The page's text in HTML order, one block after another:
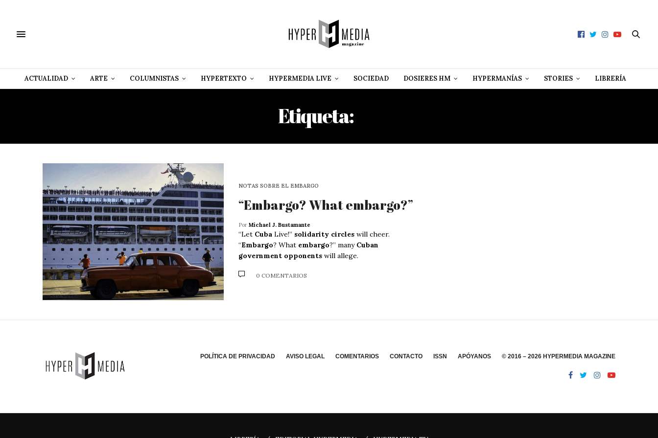
ACTUALIDAD ARTE COLUMNISTAS HYPERTEXTO HYPERMEDIA LIVE SOCIEDAD DOSIERES HM HYPERMANÍAS STORIES LIBRERÍA
Etiqueta:
NOTAS SOBRE EL EMBARGO
“Embargo? What embargo?”
Por Michael J. Bustamante
“Let Cuba Live!” solidarity circles will cheer.
“Embargo? What embargo?” many Cuban
government opponents will allege.
0 COMENTARIOS
POLÍTICA DE PRIVACIDAD AVISO LEGAL COMENTARIOS CONTACTO ISSN APÓYANOS © 2016 – 2026 HYPERMEDIA MAGAZINE